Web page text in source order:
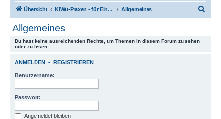
Übersicht KiWu-Praxen - für Einsteiger und Wechsler Allgemeines
Allgemeines
Du hast keine ausreichenden Rechte, um Themen in diesem Forum zu sehen
oder zu lesen.
ANMELDEN • REGISTRIEREN
Benutzername:
Passwort:
Angemeldet bleiben